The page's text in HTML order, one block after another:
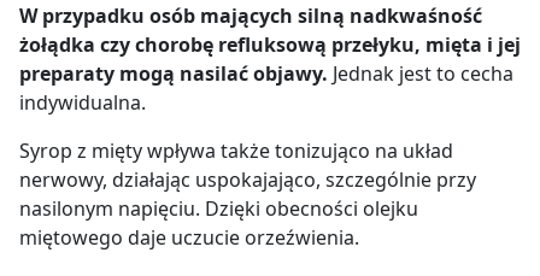
W przypadku osób mających silną nadkwaśność
żołądka czy chorobę refluksową przełyku, mięta i jej
preparaty mogą nasilać objawy. Jednak jest to cecha
indywidualna.
Syrop z mięty wpływa także tonizująco na układ
nerwowy, działając uspokajająco, szczególnie przy
nasilonym napięciu. Dzięki obecności olejku
miętowego daje uczucie orzeźwienia.